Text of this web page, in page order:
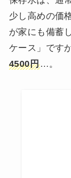
少し高めの価
が家にも備蓄
ケース」です
4500円…。